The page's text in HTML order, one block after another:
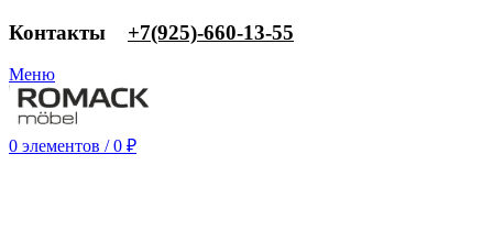
Контакты ‎+7(925)-660-13-55
Меню
0 элементов / 0 ₽